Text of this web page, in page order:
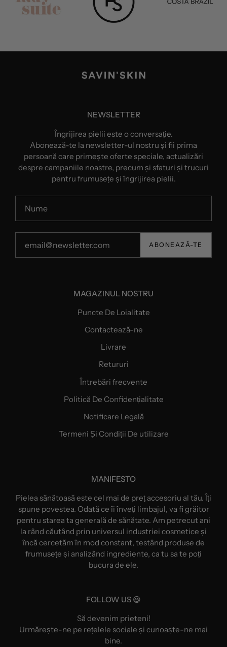
NEWSLETTER
Îngrijirea pielii este o conversație.
Abonează-te la newsletter-ul nostru și fii prima
persoană care primește oferte speciale, actualizări
despre campaniile noastre, precum și sfaturi și trucuri
pentru frumusețe și îngrijirea pielii.
ABONEAZĂ-TE
MAGAZINUL NOSTRU
Puncte De Loialitate
Contactează-ne
Livrare
Retururi
Întrebări frecvente
Politică De Confidențialitate
Notificare Legală
Termeni Și Condiții De utilizare
MANIFESTO
Pielea sănătoasă este cel mai de preț accesoriu al tău. Îți
spune povestea. Odată ce îi înveți limbajul, va fi grăitor
pentru starea ta generală de sănătate. Am petrecut ani
la rând căutând prin universul industriei cosmetice și
încă cercetăm în mod constant, testând produse de
frumusețe și analizând ingrediente, ca tu sa te poți
bucura de ele.
FOLLOW US 😃
Să devenim prieteni!
Urmărește-ne pe rețelele sociale și cunoaște-ne mai
bine.